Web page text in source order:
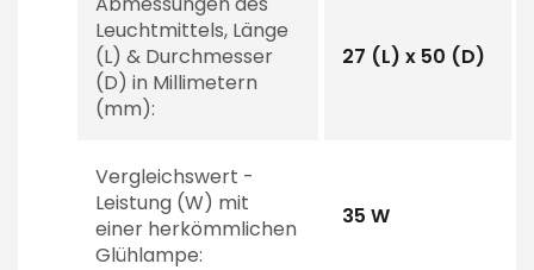
Leuchtmittels, Länge
(L) & Durchmesser
(D) in Millimetern
(mm):
27 (L) x 50 (D)
Vergleichswert -
Leistung (W) mit
einer herkömmlichen
Glühlampe:
35 W